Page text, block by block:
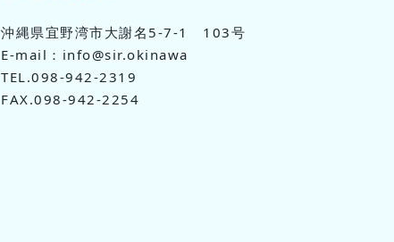
沖縄県宜野湾市大謝名5-7-1 103号
E-mail：info@sir.okinawa
TEL.098-942-2319
FAX.098-942-2254